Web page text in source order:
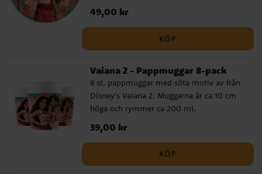
fylld med glada barn och somrig atmosfär.
Komplettera gärna med kalaspåsar,
partyboxar, godis, småleksaker och andra
miljövänligt FSC-märkt papper och är ca
23 cm i diameter.
Pris :49,00 kr
49,00 kr
KÖP
Vaiana 2 - Pappmuggar 8-pack
8 st. pappmuggar med söta motiv av från
Disney's Vaiana 2. Muggarna är ca 10 cm
höga och rymmer ca 200 ml.
Pris:39,00 kr
39,00 kr
KÖP